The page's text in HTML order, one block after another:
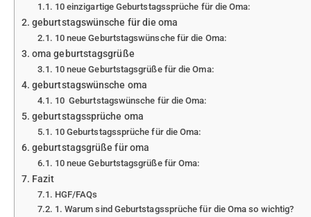
10 einzigartige Geburtstagssprüche für die Oma:
geburtstagswünsche für die oma
10 neue Geburtstagswünsche für die Oma:
oma geburtstagsgrüße
10 neue Geburtstagsgrüße für die Oma:
geburtstagswünsche oma
10 Geburtstagswünsche für die Oma:
geburtstagssprüche oma
10 Geburtstagssprüche für die Oma:
geburtstagsgrüße für oma
10 neue Geburtstagsgrüße für Oma:
Fazit
HGF/FAQs
1. Warum sind Geburtstagssprüche für die Oma so wichtig?